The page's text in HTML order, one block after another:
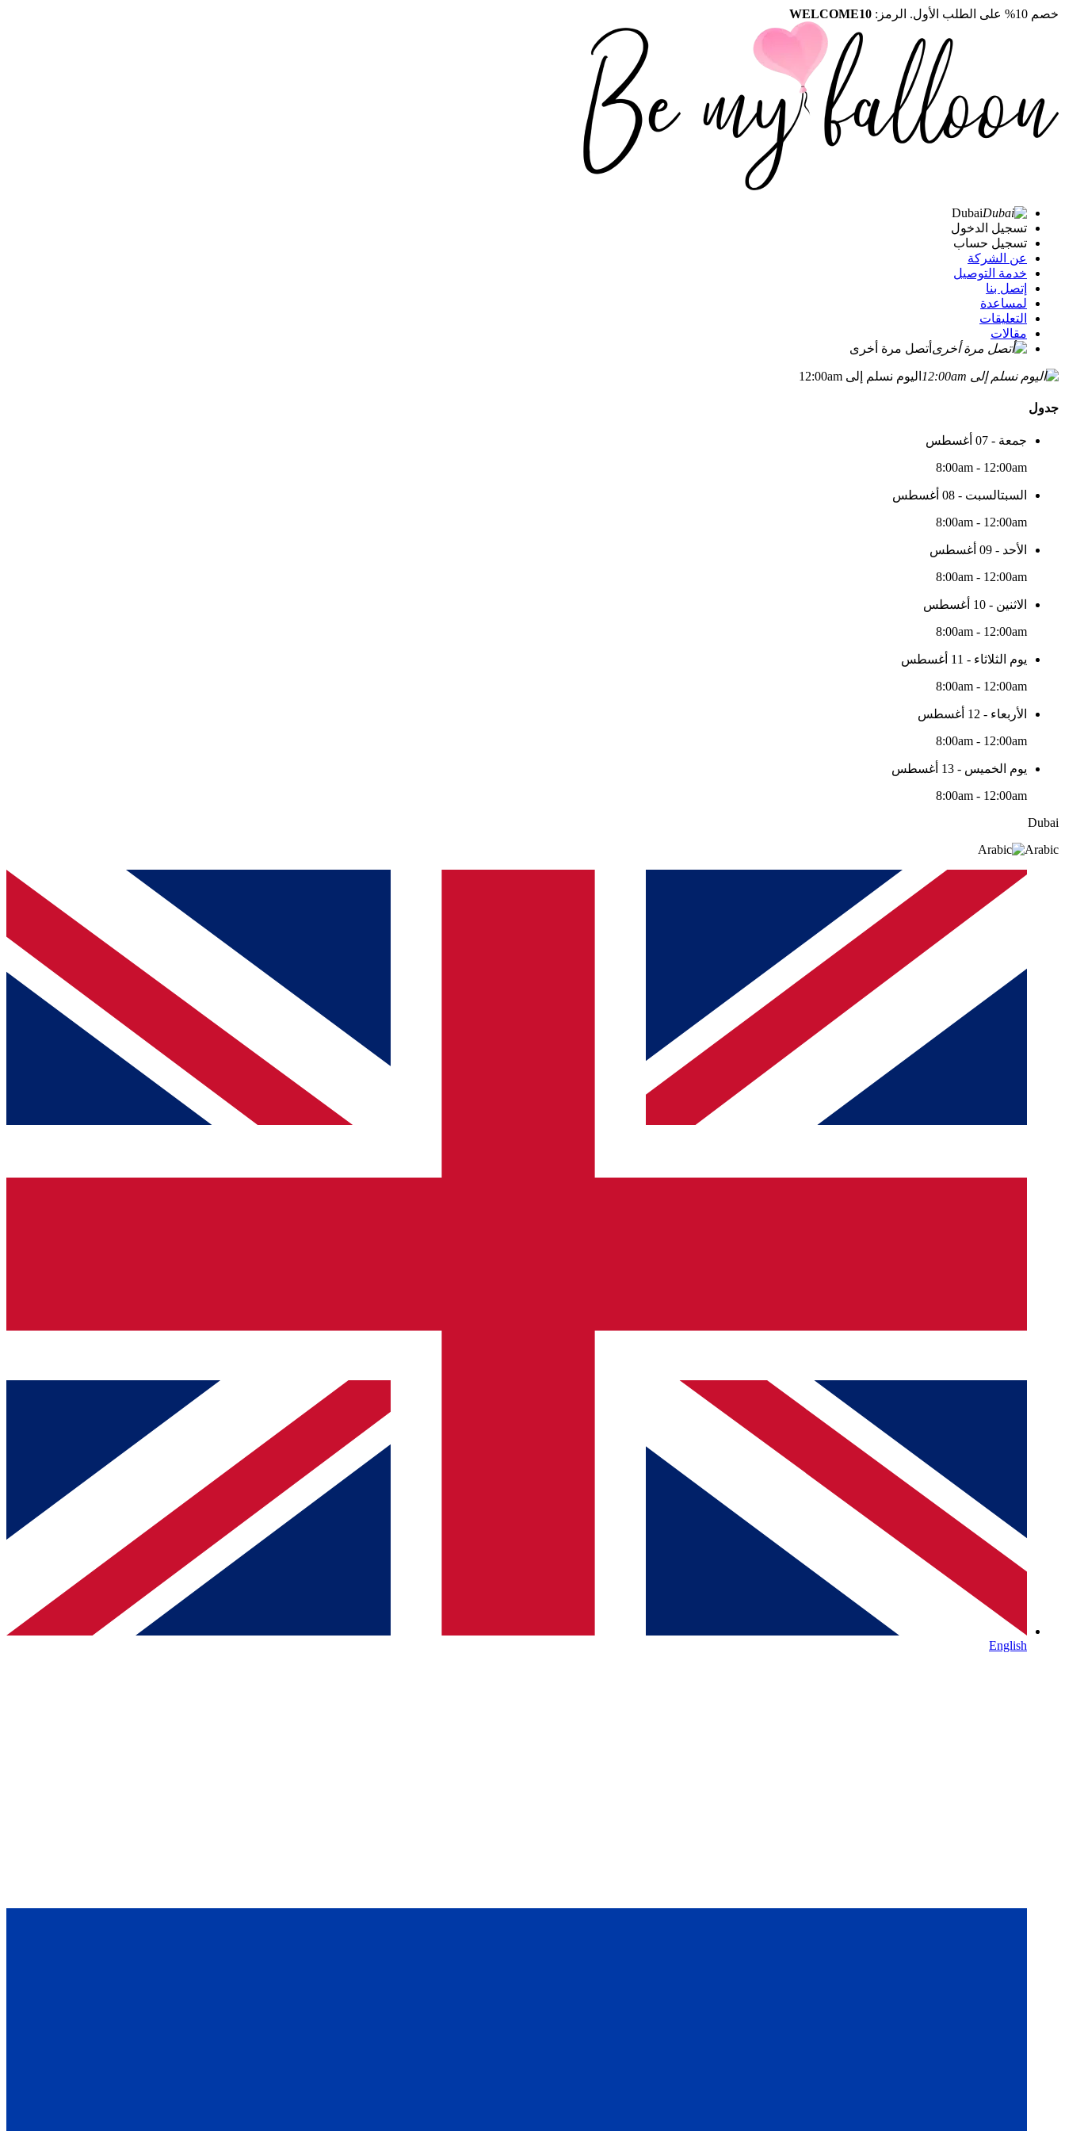
خصم 10% على الطلب الأول. الرمز: WELCOME10
Dubai
تسجيل الدخول
تسجيل حساب
عن الشركة
خدمة التوصيل
إتصل بنا
لمساعدة
التعليقات
مقالات
أتصل مرة أخرى
اليوم نسلم إلى 12:00am
جدول
جمعة - 07 أغسطس
8:00am - 12:00am
السبتالسبت - 08 أغسطس
8:00am - 12:00am
الأحد - 09 أغسطس
8:00am - 12:00am
الاثنين - 10 أغسطس
8:00am - 12:00am
يوم الثلاثاء - 11 أغسطس
8:00am - 12:00am
الأربعاء - 12 أغسطس
8:00am - 12:00am
يوم الخميس - 13 أغسطس
8:00am - 12:00am
Dubai
Arabic
English